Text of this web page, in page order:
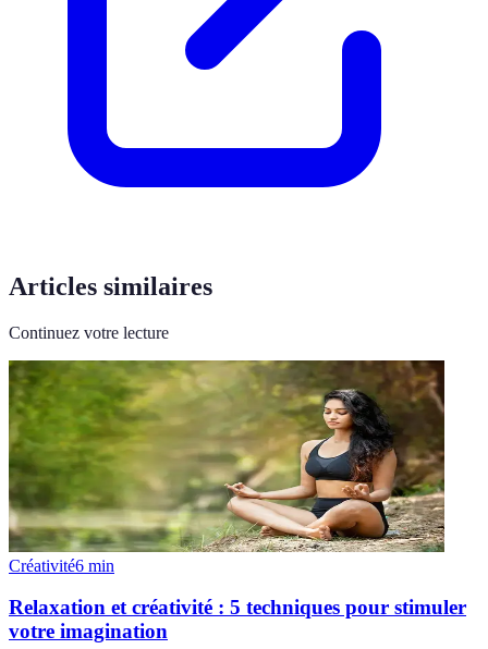
Articles similaires
Continuez votre lecture
Créativité6 min
Relaxation et créativité : 5 techniques pour stimuler
votre imagination